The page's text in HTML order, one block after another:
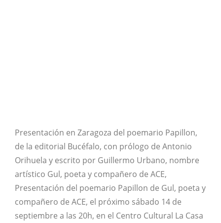
Presentación en Zaragoza del poemario Papillon,
de la editorial Bucéfalo, con prólogo de Antonio
Orihuela y escrito por Guillermo Urbano, nombre
artístico Gul, poeta y compañero de ACE,
Presentación del poemario Papillon de Gul, poeta y
compañero de ACE, el próximo sábado 14 de
septiembre a las 20h, en el Centro Cultural La Casa